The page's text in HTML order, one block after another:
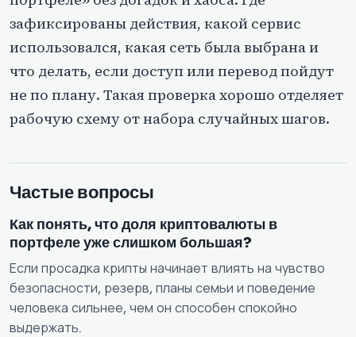
зафиксированы действия, какой сервис
использовался, какая сеть была выбрана и
что делать, если доступ или перевод пойдут
не по плану. Такая проверка хорошо отделяет
рабочую схему от набора случайных шагов.
Частые вопросы
Как понять, что доля криптовалюты в
портфеле уже слишком большая?
Если просадка крипты начинает влиять на чувство
безопасности, резерв, планы семьи и поведение
человека сильнее, чем он способен спокойно
выдержать.